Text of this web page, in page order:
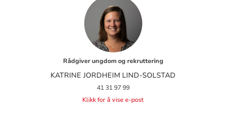
Rådgiver ungdom og rekruttering
KATRINE JORDHEIM LIND-SOLSTAD
41 31 97 99
Klikk for å vise e-post